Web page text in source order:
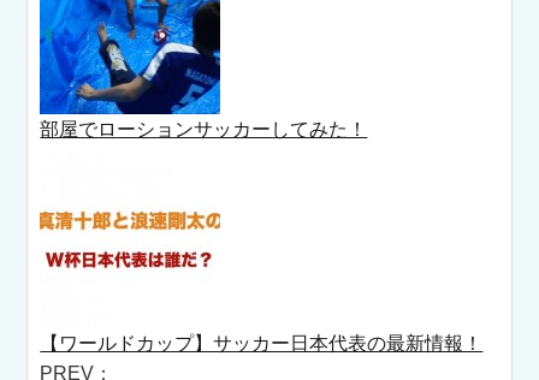
部屋でローションサッカーしてみた！
【ワールドカップ】サッカー日本代表の最新情報！
PREV：